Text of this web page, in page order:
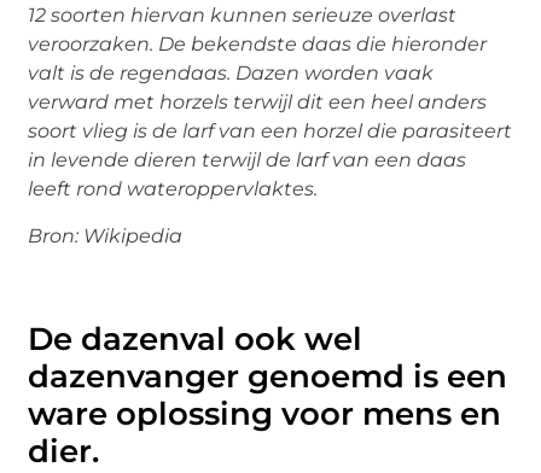
12 soorten hiervan kunnen serieuze overlast
veroorzaken. De bekendste daas die hieronder
valt is de regendaas. Dazen worden vaak
verward met horzels terwijl dit een heel anders
soort vlieg is de larf van een horzel die parasiteert
in levende dieren terwijl de larf van een daas
leeft rond wateroppervlaktes.
Bron: Wikipedia
De dazenval ook wel
dazenvanger genoemd is een
ware oplossing voor mens en
dier.